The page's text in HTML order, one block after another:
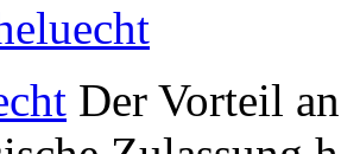
Der Vorteil